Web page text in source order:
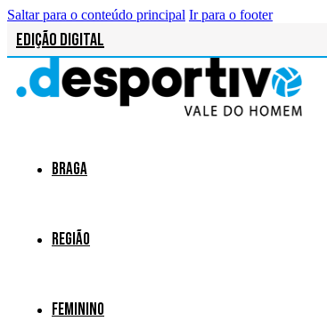
Saltar para o conteúdo principal Ir para o footer
Edição Digital
Braga
Região
Feminino